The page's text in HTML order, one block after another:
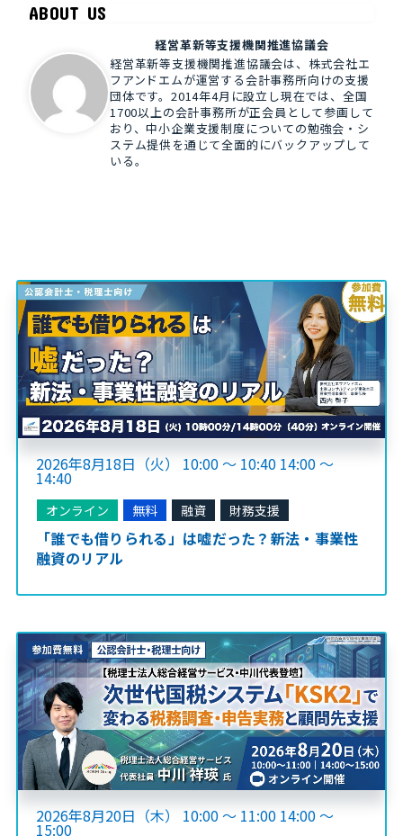
ABOUT US
経営革新等支援機関推進協議会
経営革新等支援機関推進協議会は、株式会社エ
フアンドエムが運営する会計事務所向けの支援
団体です。2014年4月に設立し現在では、全国
1700以上の会計事務所が正会員として参画して
おり、中小企業支援制度についての勉強会・シ
ステム提供を通じて全面的にバックアップして
いる。
2026年8月18日（火） 10:00 ～ 10:40 14:00 ～
14:40
オンライン 無料 融資 財務支援
「誰でも借りられる」は嘘だった？新法・事業性
融資のリアル
2026年8月20日（木） 10:00 ～ 11:00 14:00 ～
15:00